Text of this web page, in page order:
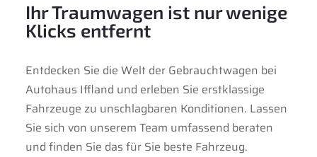
Ihr Traumwagen ist nur wenige
Klicks entfernt
Entdecken Sie die Welt der Gebrauchtwagen bei
Autohaus Iffland und erleben Sie erstklassige
Fahrzeuge zu unschlagbaren Konditionen. Lassen
Sie sich von unserem Team umfassend beraten
und finden Sie das für Sie beste Fahrzeug.